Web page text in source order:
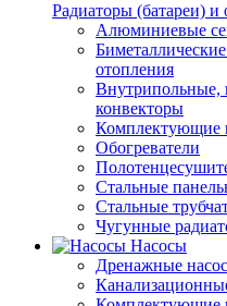
Радиаторы (батареи)
Алюминиевые
отопления
Внутрипольные,
конвекторы
Комплектующие
Обогреватели
Стальные
Стальные
Чугунные
Насосы
Дренажные